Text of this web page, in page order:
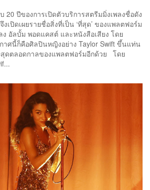
20 ปีของการเปิดตัวบริการสตรีมมิ่งเพลงชื่อดัง
งเปิดเผยรายชื่อสิ่งที่เป็น ‘ที่สุด’ ของแพลตฟอร์ม
ง อัลบั้ม พอดแคสต์ และหนังสือเสียง โดย
าศนี้ก็คือศิลปินหญิงอย่าง Taylor Swift ขึ้นแท่น
ดตลอดกาลของแพลตฟอร์มอีกด้วย โดย